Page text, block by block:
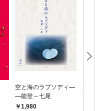
空と海のラプソディ―
―能登～七尾
1,980
藤